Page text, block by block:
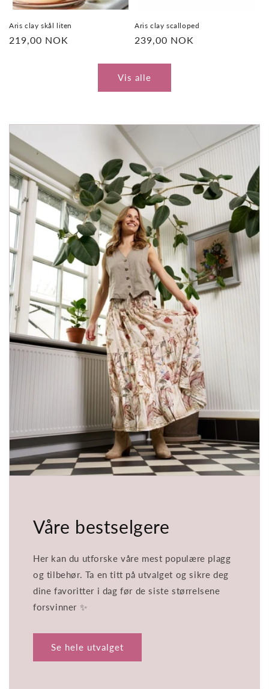
Aris clay skål liten
Vanlig
219,00 NOK
Aris clay scalloped
Vanlig
239,00 NOK
Vis alle
Våre bestselgere
Her kan du utforske våre mest populære plagg
og tilbehør. Ta en titt på utvalget og sikre deg
dine favoritter i dag før de siste størrelsene
forsvinner ✨
Se hele utvalget